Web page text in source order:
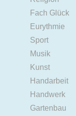
Fach Glück
Eurythmie
Sport
Musik
Kunst
Handarbeit
Handwerk
Gartenbau